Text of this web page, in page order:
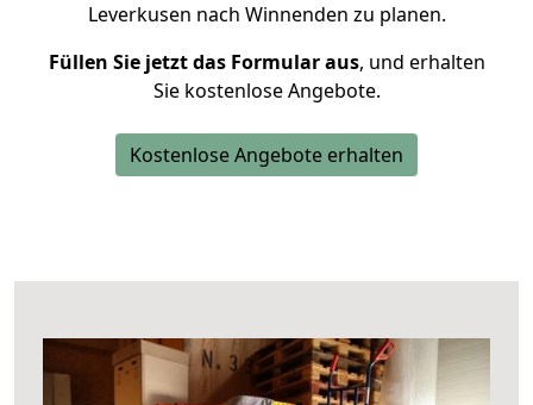
Leverkusen nach Winnenden zu planen.
Füllen Sie jetzt das Formular aus, und erhalten
Sie kostenlose Angebote.
Kostenlose Angebote erhalten